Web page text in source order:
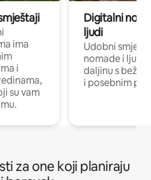
ima
i
su vam
Digitalni
ljudi
Udobni
nomade i ljude
daljinu s
i posebnim
za one koji planiraju